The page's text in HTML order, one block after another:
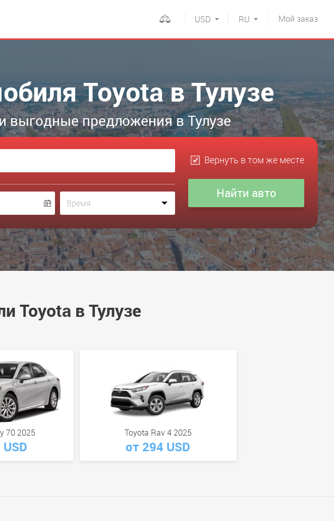
Мой заказ
RU
USD
Toyota в Тулузе
выгодные предложения в Тулузе
Вернуть в том же месте
Toyota в Тулузе
70 2025 Toyota Rav 4 2025
от 294 USD